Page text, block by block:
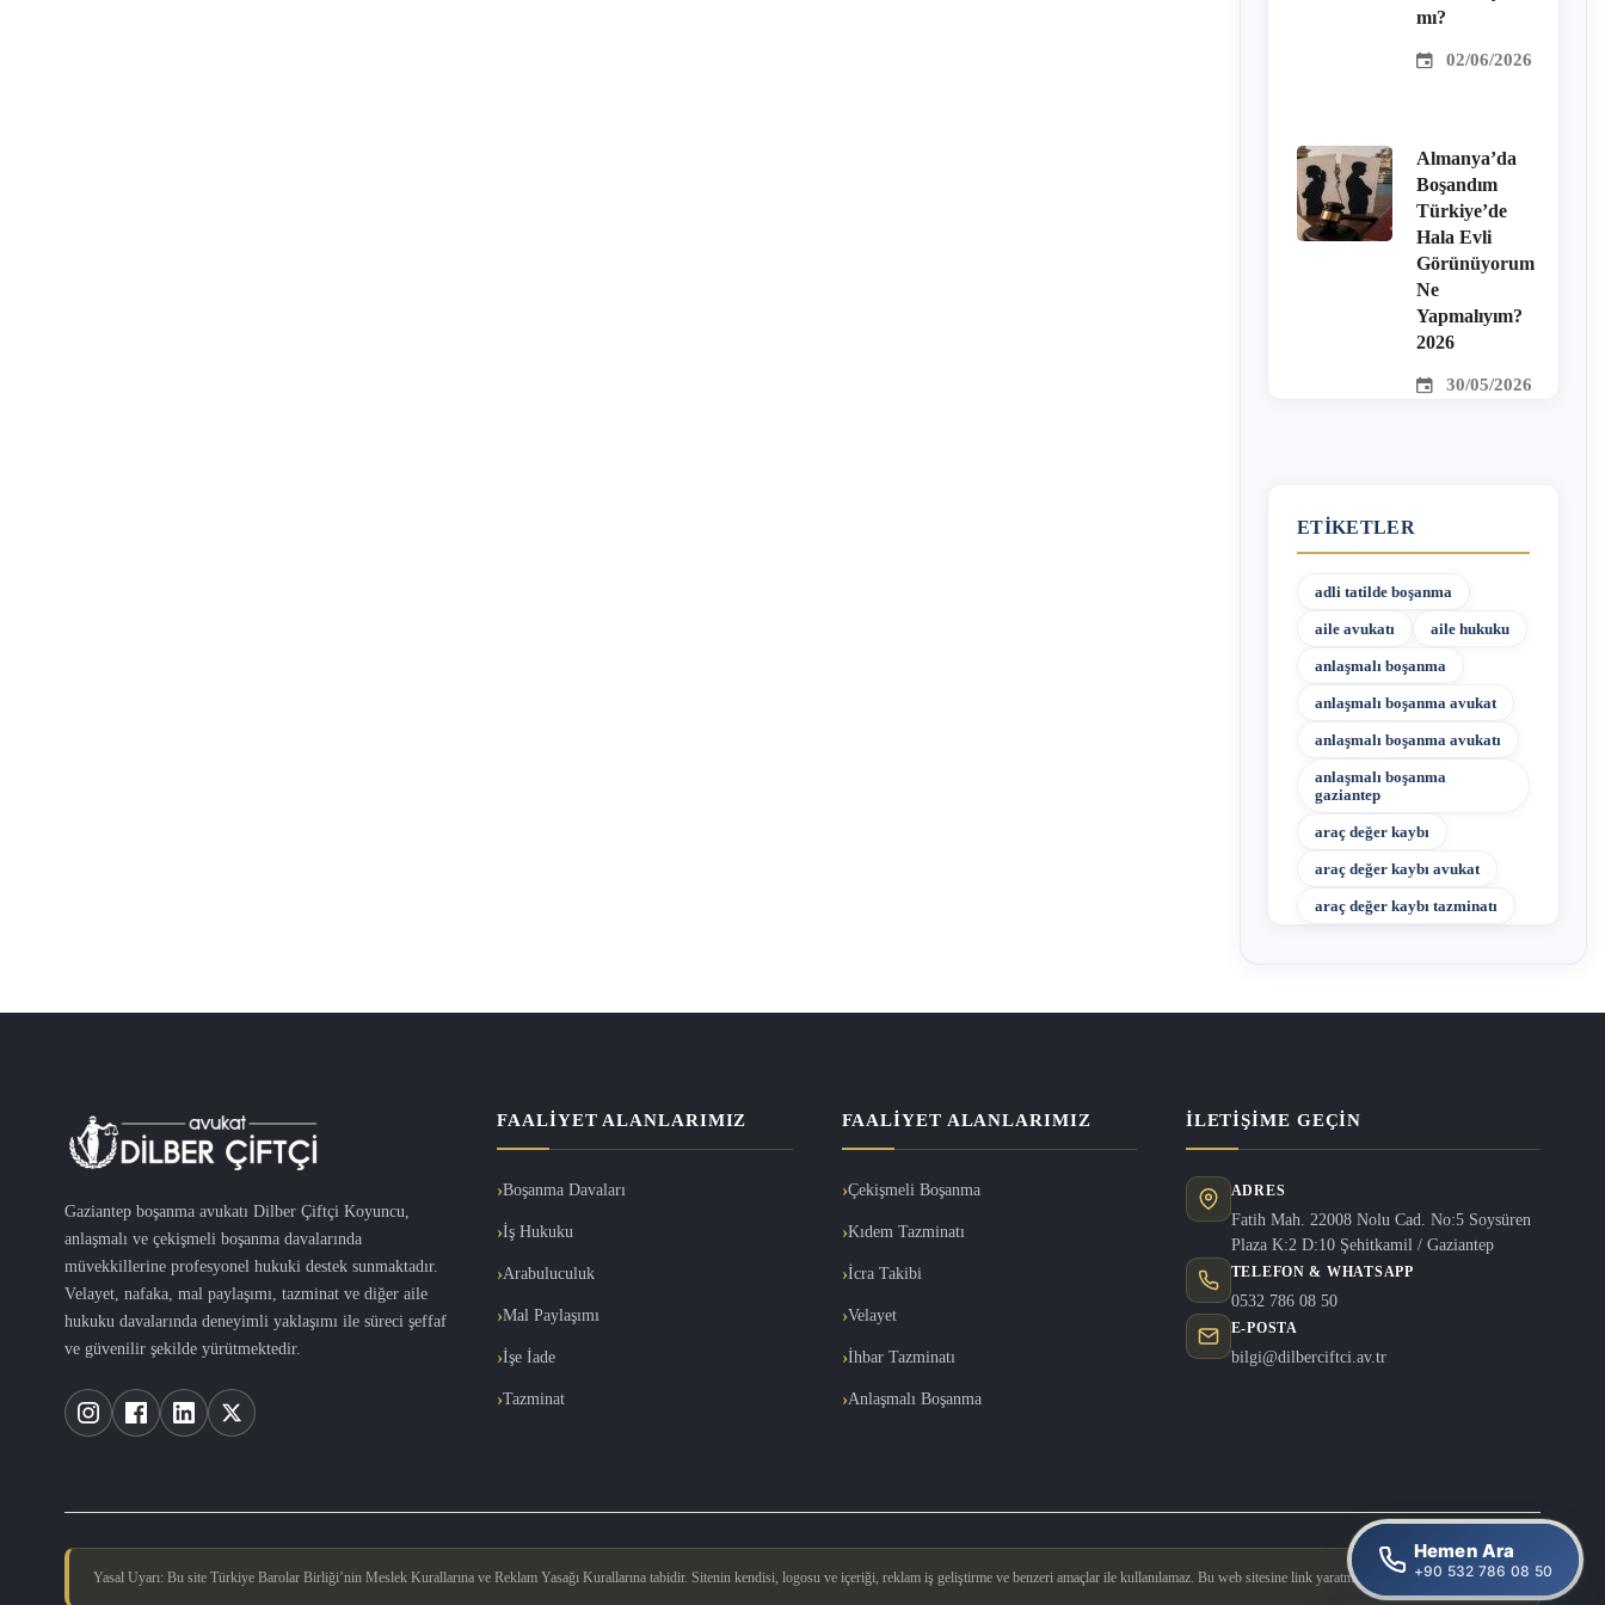
mı?
02/06/2026
Almanya’da
Boşandım
Türkiye’de
Hala Evli
Görünüyorum
Ne
Yapmalıyım?
2026
30/05/2026
ETIKETLER
adli tatilde boşanma
aile avukatı aile hukuku
anlaşmalı boşanma
anlaşmalı boşanma avukat
anlaşmalı boşanma avukatı
anlaşmalı boşanma
gaziantep
araç değer kaybı
araç değer kaybı avukat
araç değer kaybı tazminatı
Gaziantep boşanma avukatı Dilber Çiftçi Koyuncu,
anlaşmalı ve çekişmeli boşanma davalarında
müvekkillerine profesyonel hukuki destek sunmaktadır.
Velayet, nafaka, mal paylaşımı, tazminat ve diğer aile
hukuku davalarında deneyimli yaklaşımı ile süreci şeffaf
ve güvenilir şekilde yürütmektedir.
FAALIYET ALANLARIMIZ
Boşanma Davaları
İş Hukuku
Arabuluculuk
Mal Paylaşımı
İşe İade
Tazminat
FAALIYET ALANLARIMIZ
Çekişmeli Boşanma
Kıdem Tazminatı
İcra Takibi
Velayet
İhbar Tazminatı
Anlaşmalı Boşanma
İLETIŞIME GEÇIN
ADRES
Fatih Mah. 22008 Nolu Cad. No:5 Soysüren
Plaza K:2 D:10 Şehitkamil / Gaziantep
TELEFON & WHATSAPP
0532 786 08 50
E-POSTA
bilgi@dilberciftci.av.tr
Yasal Uyarı: Bu site Türkiye Barolar Birliği’nin Meslek Kurallarına ve Reklam Yasağı Kurallarına tabidir. Sitenin kendisi, logosu ve içeriği, reklam iş geliştirme ve benzeri amaçlar ile kullanılamaz. Bu web sitesine link yaratmak yasaktır.
Hemen Ara
+90 532 786 08 50